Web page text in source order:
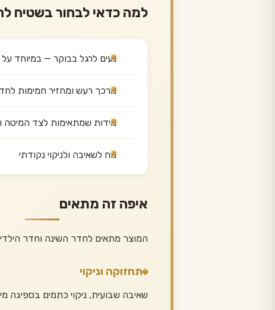
למה כדאי לבחור בשטיח
נעים לרגל בבוקר — במיוחד
מרכך רעש ומחזיר חמימות
מידות שמתאימות לצד המיטה
נוח לשאיבה ולניקוי נקודתי
איפה זה מתאים
המוצר מתאים לחדר השינה וחדר
תחזוקה וניקוי
שאיבה שבועית, ניקוי כתמים בספיגה